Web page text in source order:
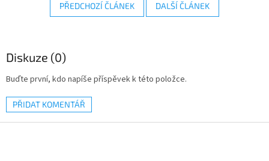
PŘEDCHOZÍ ČLÁNEK DALŠÍ ČLÁNEK
Diskuze (0)
Buďte první, kdo napíše příspěvek k této položce.
PŘIDAT KOMENTÁŘ